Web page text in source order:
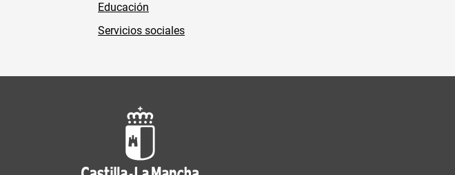
Educación
Servicios sociales